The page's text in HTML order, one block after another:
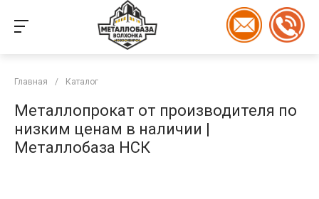
Главная / Каталог
Металлопрокат от производителя по
низким ценам в наличии |
Металлобаза НСК